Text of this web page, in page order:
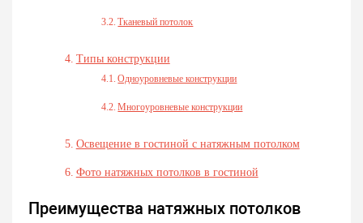
Тканевый потолок
Типы конструкции
Одноуровневые конструкции
Многоуровневые конструкции
Освещение в гостиной с натяжным потолком
Фото натяжных потолков в гостиной
Преимущества натяжных потолков